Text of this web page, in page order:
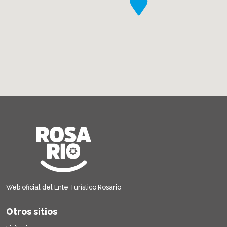
Web oficial del Ente Turístico Rosario
Otros sitios